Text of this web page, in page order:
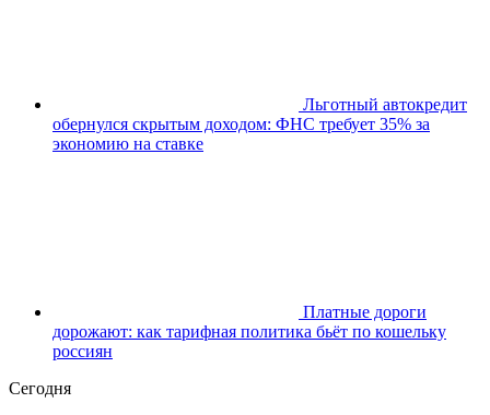
Льготный автокредит
обернулся скрытым доходом: ФНС требует 35% за
экономию на ставке
Платные дороги
дорожают: как тарифная политика бьёт по кошельку
россиян
Сегодня